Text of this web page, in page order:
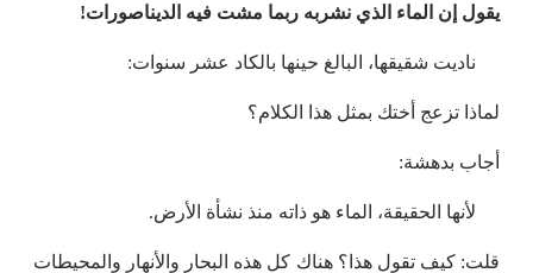
يقول إن الماء الذي نشربه ربما مشت فيه الديناصورات!
ناديت شقيقها، البالغ حينها بالكاد عشر سنوات:
لماذا تزعج أختك بمثل هذا الكلام؟
أجاب بدهشة:
لأنها الحقيقة، الماء هو ذاته منذ نشأة الأرض.
قلت: كيف تقول هذا؟ هناك كل هذه البحار والأنهار والمحيطات